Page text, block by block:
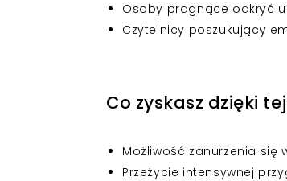
Osoby pragnące odkryć
Czytelnicy poszukujący
Co zyskasz dzięki
Możliwość zanurzenia się
Przeżycie intensywnej